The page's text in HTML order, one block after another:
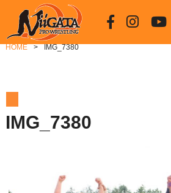
HOME IMG_7380
IMG_7380